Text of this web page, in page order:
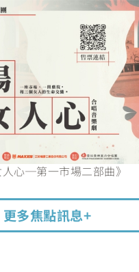
心─第一市場二部曲》
更多焦點訊息+